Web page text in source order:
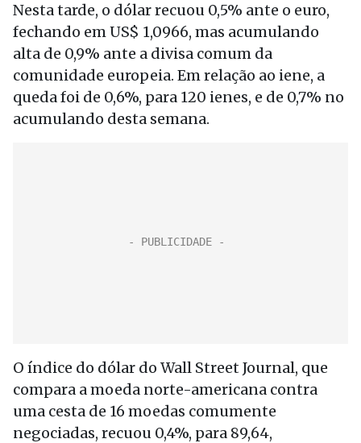
Nesta tarde, o dólar recuou 0,5% ante o euro,
fechando em US$ 1,0966, mas acumulando
alta de 0,9% ante a divisa comum da
comunidade europeia. Em relação ao iene, a
queda foi de 0,6%, para 120 ienes, e de 0,7% no
acumulando desta semana.
O índice do dólar do Wall Street Journal, que
compara a moeda norte-americana contra
uma cesta de 16 moedas comumente
negociadas, recuou 0,4%, para 89,64,